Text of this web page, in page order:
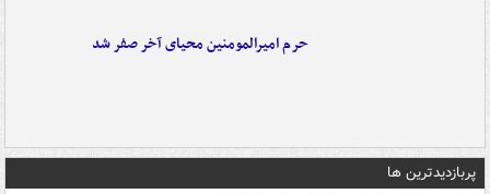
حرم امیرالمومنین محیای آخر صفر شد
پربازدیدترین ها